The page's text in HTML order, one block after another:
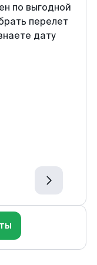
по выгодной
перелет
дату